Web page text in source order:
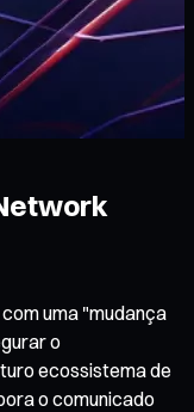
uma "mudança
o
ecossistema de
o comunicado